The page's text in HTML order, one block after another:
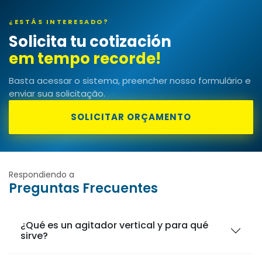
¿ESTÁS INTERESADO?
Solicita tu cotización
Basta acessar o sistema, preencher nosso formulário e
enviar sua solicitação.
SOLICITAR ORÇAMENTO
Respondiendo a
Preguntas Frecuentes
¿Qué es un agitador vertical y para qué
sirve?